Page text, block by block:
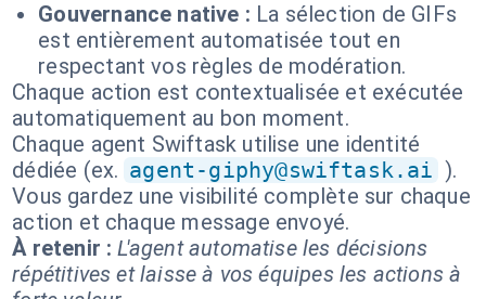
Gouvernance native : La sélection de GIFs
est entièrement automatisée tout en
respectant vos règles de modération.
Chaque action est contextualisée et exécutée
automatiquement au bon moment.
Chaque agent Swiftask utilise une identité
dédiée (ex. agent-giphy@swiftask.ai ).
Vous gardez une visibilité complète sur chaque
action et chaque message envoyé.
À retenir : L'agent automatise les décisions
répétitives et laisse à vos équipes les actions à